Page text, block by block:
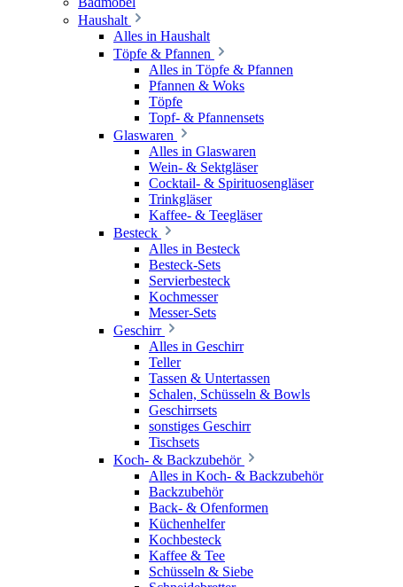
Haushalt
Alles in Haushalt
Töpfe & Pfannen
Alles in Töpfe & Pfannen
Pfannen & Woks
Töpfe
Topf- & Pfannensets
Glaswaren
Alles in Glaswaren
Wein- & Sektgläser
Cocktail- & Spirituosengläser
Trinkgläser
Kaffee- & Teegläser
Besteck
Alles in Besteck
Besteck-Sets
Servierbesteck
Kochmesser
Messer-Sets
Geschirr
Alles in Geschirr
Teller
Tassen & Untertassen
Schalen, Schüsseln & Bowls
Geschirrsets
sonstiges Geschirr
Tischsets
Koch- & Backzubehör
Alles in Koch- & Backzubehör
Backzubehör
Back- & Ofenformen
Küchenhelfer
Kochbesteck
Kaffee & Tee
Schüsseln & Siebe